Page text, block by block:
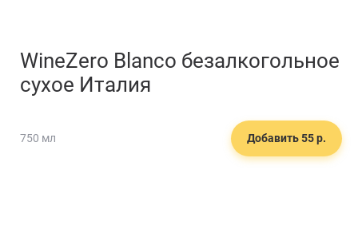
WineZero Blanco безалкогольное
сухое Италия
750 мл Добавить 55 р.